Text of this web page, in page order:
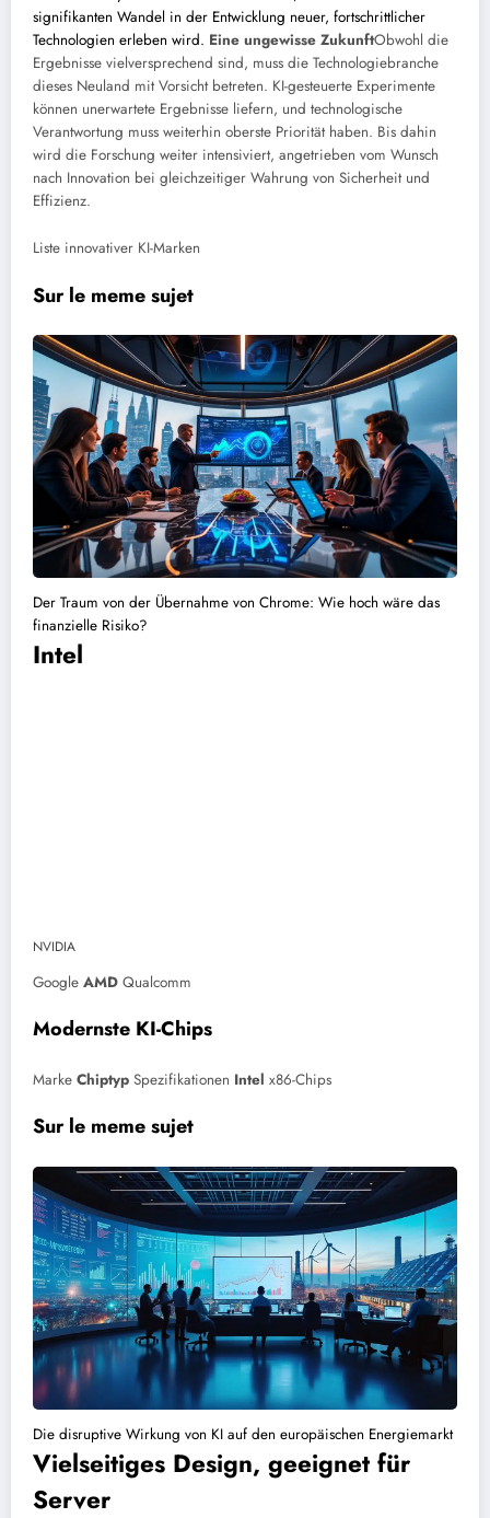
signifikanten Wandel in der Entwicklung neuer, fortschrittlicher
Technologien erleben wird. Eine ungewisse ZukunftObwohl die
Ergebnisse vielversprechend sind, muss die Technologiebranche
dieses Neuland mit Vorsicht betreten. KI-gesteuerte Experimente
können unerwartete Ergebnisse liefern, und technologische
Verantwortung muss weiterhin oberste Priorität haben. Bis dahin
wird die Forschung weiter intensiviert, angetrieben vom Wunsch
nach Innovation bei gleichzeitiger Wahrung von Sicherheit und
Effizienz.
Liste innovativer KI-Marken
Sur le meme sujet
Der Traum von der Übernahme von Chrome: Wie hoch wäre das
finanzielle Risiko?
Intel
NVIDIA
Google AMD Qualcomm
Modernste KI-Chips
Marke Chiptyp Spezifikationen Intel x86-Chips
Sur le meme sujet
Die disruptive Wirkung von KI auf den europäischen Energiemarkt
Vielseitiges Design, geeignet für
Server